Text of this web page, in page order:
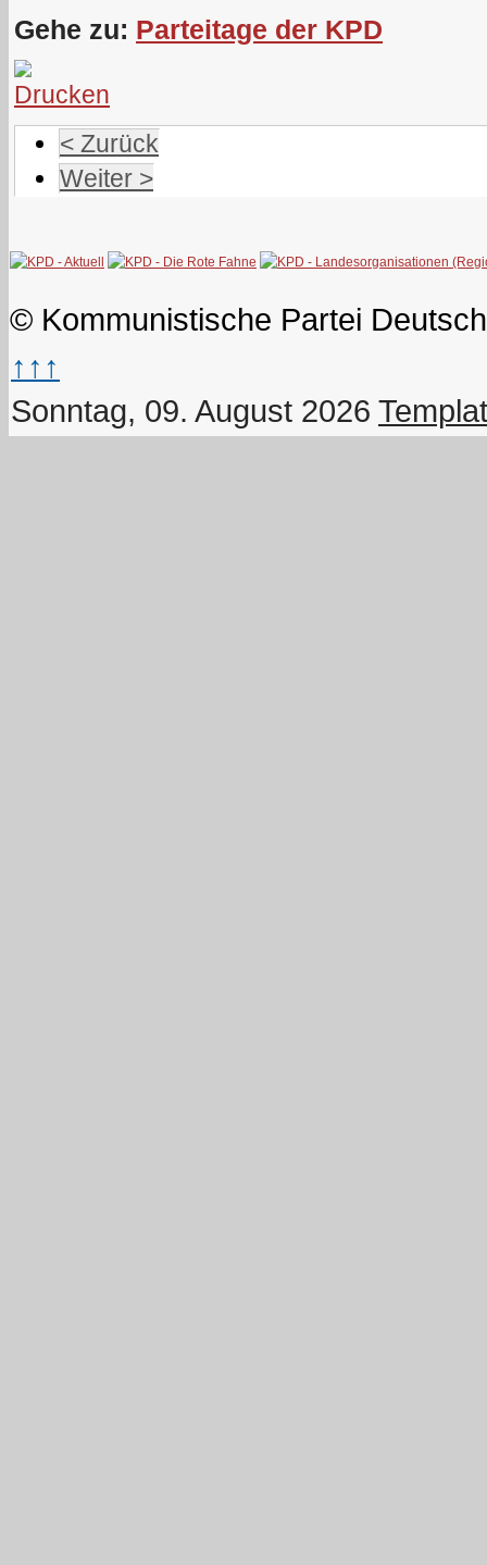
Gehe zu: Parteitage der KPD
< Zurück
Weiter >
© Kommunistische Partei
↑↑↑
Sonntag, 09. August 2026